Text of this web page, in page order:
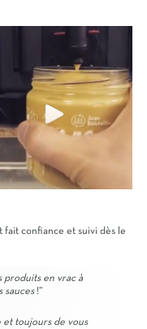
fait confiance et suivi dès le
produits en vrac à
sauces!”
et toujours de vous